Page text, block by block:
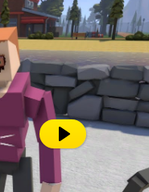
Воспроизвести